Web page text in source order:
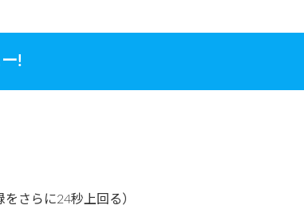
!
さらに24秒上回る）